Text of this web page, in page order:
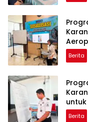
Berita
Berita